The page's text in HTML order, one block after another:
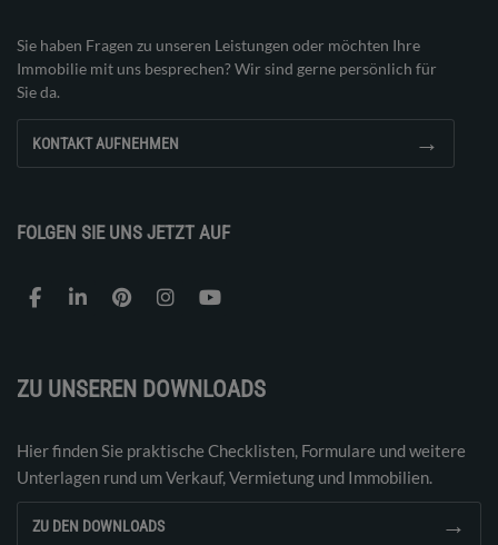
Sie haben Fragen zu unseren Leistungen oder möchten Ihre
Immobilie mit uns besprechen? Wir sind gerne persönlich für
Sie da.
KONTAKT AUFNEHMEN →
FOLGEN SIE UNS JETZT AUF
ZU UNSEREN DOWNLOADS
Hier finden Sie praktische Checklisten, Formulare und weitere
Unterlagen rund um Verkauf, Vermietung und Immobilien.
ZU DEN DOWNLOADS →